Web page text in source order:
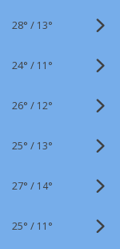
28° / 13°
24° / 11°
26° / 12°
25° / 13°
27° / 14°
25° / 11°